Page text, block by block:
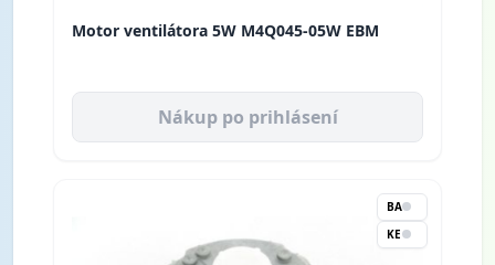
Motor ventilátora 5W M4Q045-05W EBM
Nákup po prihlásení
BA
KE